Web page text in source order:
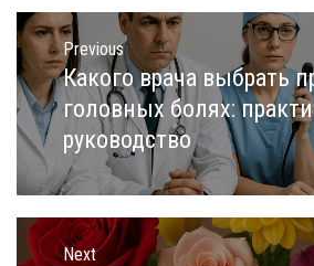
Навигация
по
записям
Previous
Previous
post:
Какого врача выбрать
головных болях:
руководство
Next